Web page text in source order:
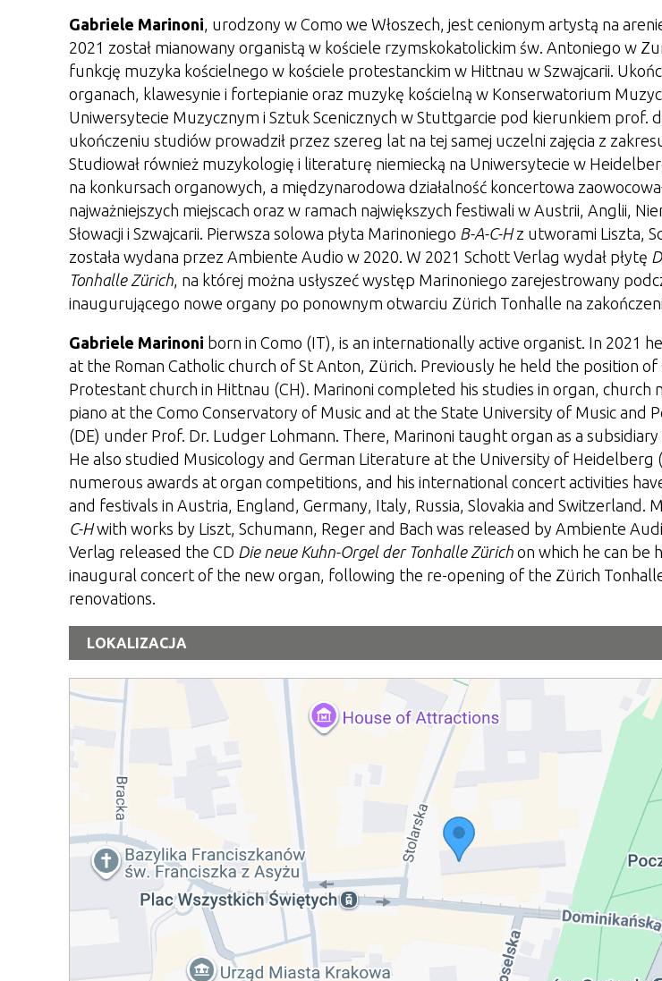
Gabriele Marinoni, urodzony w Como we Włoszech, jest cenionym artystą na
2021 został mianowany organistą w kościele rzymskokatolickim św. Antoniego w
funkcję muzyka kościelnego w kościele protestanckim w Hittnau w Szwajcarii.
organach, klawesynie i fortepianie oraz muzykę kościelną w Konserwatorium
Uniwersytecie Muzycznym i Sztuk Scenicznych w Stuttgarcie pod kierunkiem prof.
ukończeniu studiów prowadził przez szereg lat na tej samej uczelni zajęcia z
Studiował również muzykologię i literaturę niemiecką na Uniwersytecie w
na konkursach organowych, a międzynarodowa działalność koncertowa
najważniejszych miejscach oraz w ramach największych festiwali w Austrii, Anglii,
Słowacji i Szwajcarii. Pierwsza solowa płyta Marinoniego B-A-C-Hz utworami Liszta,
została wydana przez Ambiente Audio w 2020. W 2021 Schott Verlag wydał płytę
Tonhalle Zürich, na której można usłyszeć występ Marinoniego zarejestrowany
inaugurującego nowe organy po ponownym otwarciu Zürich Tonhalle na
Gabriele Marinoni born in Como (IT), is an internationally active organist. In 2021
at the Roman Catholic church of St Anton, Zürich. Previously he held the position of
Protestant church in Hittnau (CH). Marinoni completed his studies in organ, church
piano at the Como Conservatory of Music and at the State University of Music
(DE) under Prof. Dr. Ludger Lohmann. There, Marinoni taught organ as a
He also studied Musicology and German Literature at the University of Heidelberg
numerous awards at organ competitions, and his international concert activities
and festivals in Austria, England, Germany, Italy, Russia, Slovakia and Switzerland.
C-Hwith works by Liszt, Schumann, Reger and Bach was released by Ambiente
Verlag released the CD Die neue Kuhn-Orgel der Tonhalle Zürichon which he can be
inaugural concert of the new organ, following the re-opening of the Zürich
renovations.
LOKALIZACJA